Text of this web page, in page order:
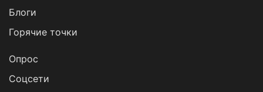
Блоги
Горячие точки
Опрос
Cоцсети